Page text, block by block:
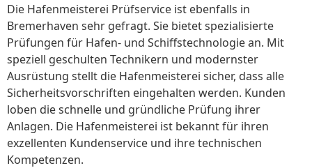
Die Hafenmeisterei Prüfservice ist ebenfalls in
Bremerhaven sehr gefragt. Sie bietet spezialisierte
Prüfungen für Hafen- und Schiffstechnologie an. Mit
speziell geschulten Technikern und modernster
Ausrüstung stellt die Hafenmeisterei sicher, dass alle
Sicherheitsvorschriften eingehalten werden. Kunden
loben die schnelle und gründliche Prüfung ihrer
Anlagen. Die Hafenmeisterei ist bekannt für ihren
exzellenten Kundenservice und ihre technischen
Kompetenzen.